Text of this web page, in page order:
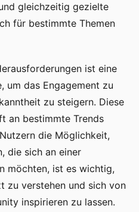
gleichzeitig gezielte
für bestimmte Themen
ist eine
um das Engagement zu
zu steigern. Diese
an bestimmte Trends
die Möglichkeit,
die sich an einer
möchten, ist es wichtig,
zu verstehen und sich von
inspirieren zu lassen.